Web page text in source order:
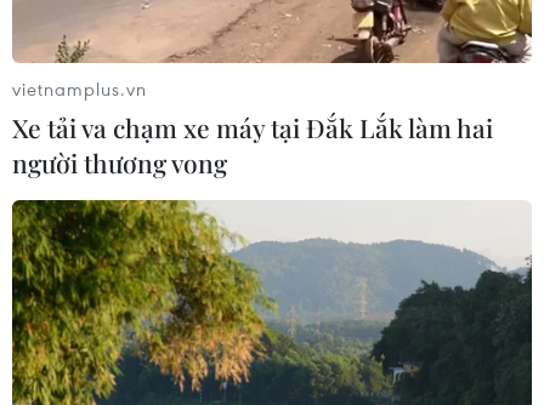
vietnamplus.vn
Xe tải va chạm xe máy tại Đắk Lắk làm hai
người thương vong